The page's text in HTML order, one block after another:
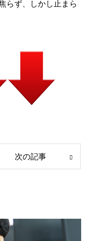
らず、しかし止まら
次の記事